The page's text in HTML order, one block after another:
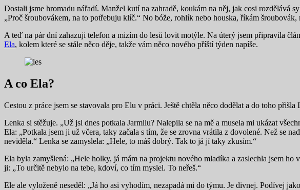
Dostali jsme hromadu nářadí. Manžel kutí na zahradě, koukám na něj, jak cosi rozdělává
„Proč šroubovákem, na to potřebuju klíč.“ No bóže, rohlík nebo houska, říkám
A teď na pár dní zahazuji telefon a mizím do lesů lovit motýle. Na úterý jsem připravila
Ela, kolem které se stále něco děje, takže vám něco nového příští týden napíše.
A co Ela?
Cestou z práce jsem se stavovala pro Elu v práci. Ještě chtěla něco dodělat a do toho přišla
Lenka si stěžuje. „Už jsi dnes potkala Jarmilu? Nalepila se na mě a musela mi ukázat
Ela: „Potkala jsem ji už včera, taky začala s tím, že se zrovna vrátila z dovolené. Než se
neviděla.“ Lenka se zamyslela: „Hele, to máš dobrý. Tak to já jí taky zkusím.“
Ela byla zamyšlená: „Hele holky, já mám na projektu nového mladíka a zaslechla jsem
ji: „To určitě nebylo na tebe, kdoví, co tím myslel. To neřeš.“
Ele ale vyloženě neseděl: „Já ho asi vyhodím, nezapadá mi do týmu. Je divnej. Podívej